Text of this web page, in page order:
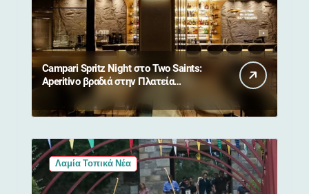
Campari Spritz Night στο Two Saints:
Aperitivo βραδιά στην Πλατεία
Λαμία Τοπικά Νέα